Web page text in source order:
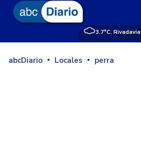
3.7°C. Rivadavia
abcDiario Locales perra